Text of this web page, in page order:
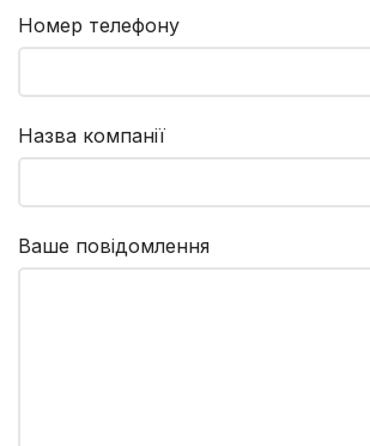
Номер телефону
Назва компанії
Ваше повідомлення